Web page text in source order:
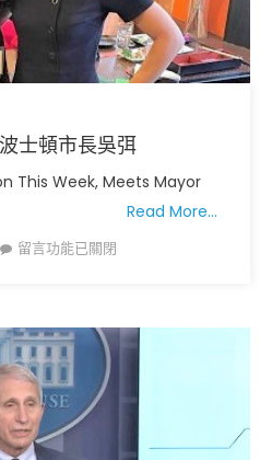
士頓市長吳弭
This Week, Meets Mayor
Read More…
在
市
長
Jones
會
見
留言功能已關閉